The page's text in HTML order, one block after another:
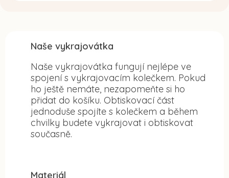
Naše vykrajovátka
Naše vykrajovátka fungují nejlépe ve
spojení s vykrajovacím kolečkem. Pokud
ho ještě nemáte, nezapomeňte si ho
přidat do košíku. Obtiskovací část
jednoduše spojíte s kolečkem a během
chvilky budete vykrajovat i obtiskovat
současně.
Materiál